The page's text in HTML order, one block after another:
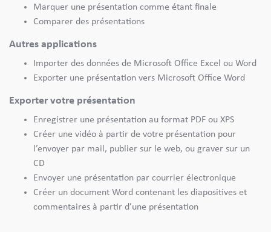
Marquer une présentation comme étant finale
Comparer des présentations
Autres applications
Importer des données de Microsoft Office Excel ou Word
Exporter une présentation vers Microsoft Office Word
Exporter votre présentation
Enregistrer une présentation au format PDF ou XPS
Créer une vidéo à partir de votre présentation pour
l’envoyer par mail, publier sur le web, ou graver sur un
CD
Envoyer une présentation par courrier électronique
Créer un document Word contenant les diapositives et
commentaires à partir d’une présentation